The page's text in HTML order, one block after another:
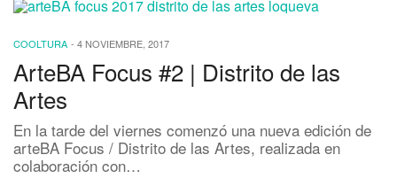
COOLTURA - 4 NOVIEMBRE, 2017
ArteBA Focus #2 | Distrito de las
Artes
En la tarde del viernes comenzó una nueva edición de
arteBA Focus / Distrito de las Artes, realizada en
colaboración con…